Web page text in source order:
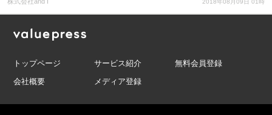
2018年08月09日 01時
トップページ サービス紹介
無料会員登録
会社概要
メディア登録